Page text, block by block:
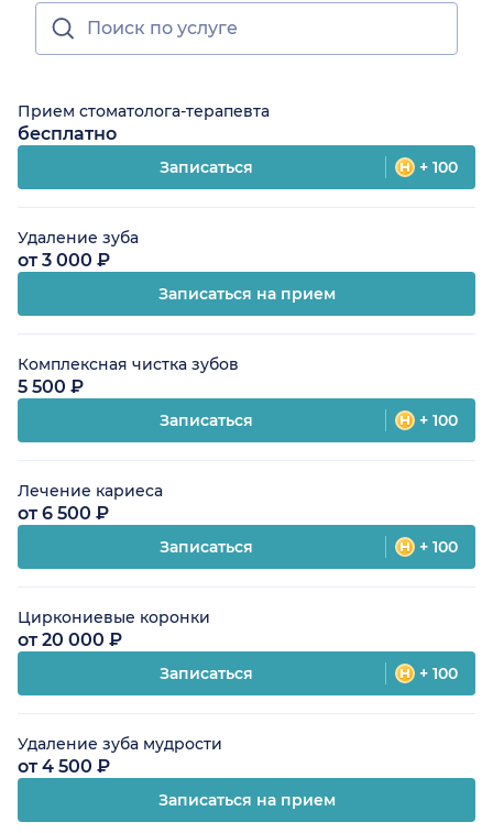
Прием стоматолога-терапевта
бесплатно
Записаться + 100
Удаление зуба
от 3 000 ₽
Записаться на прием
Комплексная чистка зубов
5 500 ₽
Записаться + 100
Лечение кариеса
от 6 500 ₽
Записаться + 100
Циркониевые коронки
от 20 000 ₽
Записаться + 100
Удаление зуба мудрости
от 4 500 ₽
Записаться на прием